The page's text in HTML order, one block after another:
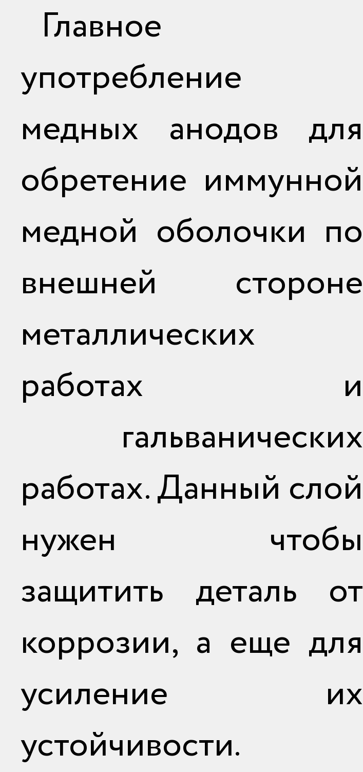
Главное
употребление
медных анодов для
обретение иммунной
медной оболочки по
внешней стороне
металлических
работах и
гальванических
работах. Данный слой
нужен чтобы
защитить деталь от
коррозии, а еще для
усиление их
устойчивости.